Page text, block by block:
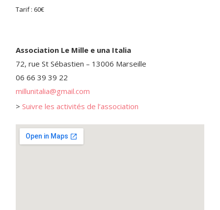
Tarif : 60€
Association Le Mille e una Italia
72, rue St Sébastien – 13006 Marseille
06 66 39 39 22
millunitalia@gmail.com
> Suivre les activités de l’association